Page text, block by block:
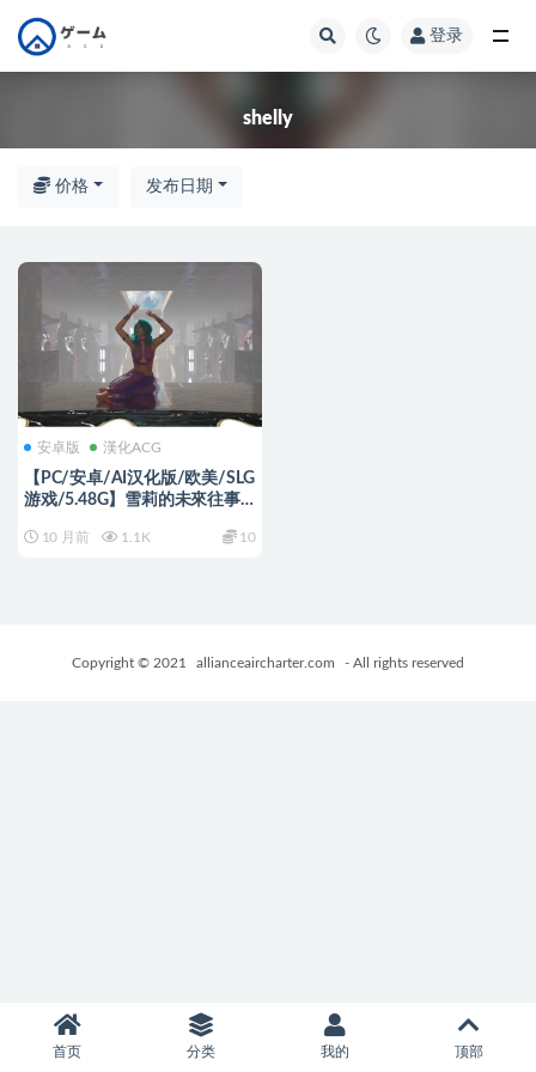
登录
shelly
价格 发布日期
安卓版 漢化ACG
【PC/安卓/AI汉化版/欧美/SLG
游戏/5.48G】雪莉的未來往事
汉化版+PC+安卓+欧美SLG游戏
10 月前 1.1K 10
Copyright © 2021 allianceaircharter.com - All rights reserved
首页 分类 我的 顶部